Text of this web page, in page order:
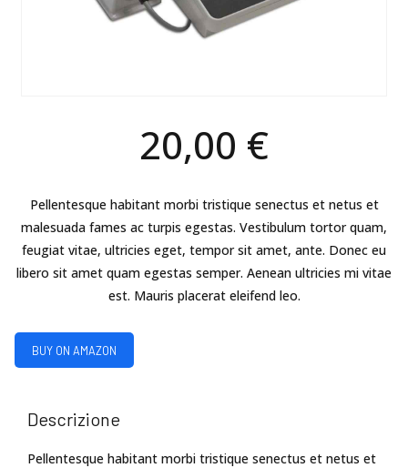
20,00 €
Pellentesque habitant morbi tristique senectus et netus et
malesuada fames ac turpis egestas. Vestibulum tortor quam,
feugiat vitae, ultricies eget, tempor sit amet, ante. Donec eu
libero sit amet quam egestas semper. Aenean ultricies mi vitae
est. Mauris placerat eleifend leo.
BUY ON AMAZON
Descrizione
Pellentesque habitant morbi tristique senectus et netus et